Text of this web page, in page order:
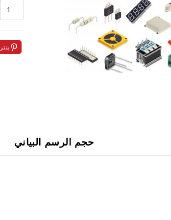
حجم الرسم البياني